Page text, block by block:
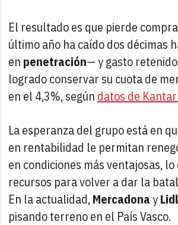
El resultado es que pierde
último año ha caído dos décimas
en penetración— y gasto
logrado conservar su cuota de
en el 4,3%, según datos de
La esperanza del grupo está en
en rentabilidad le permitan
en condiciones más ventajosas,
recursos para volver a dar la
En la actualidad,MercadonayLidl
pisando terreno en el País Vasco.